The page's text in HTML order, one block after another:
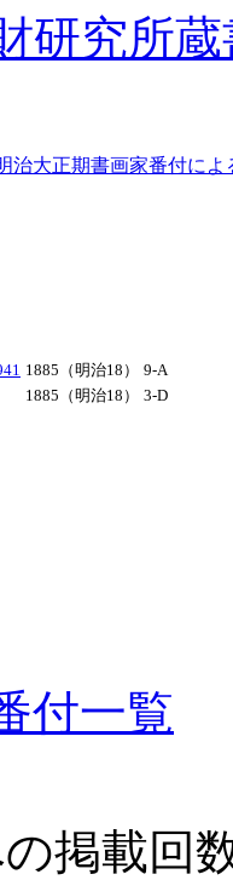
研究所
治大正期書画家番付によ
1885（明治18）
9-A
1885（明治18） 3-D
付一覧
掲載回